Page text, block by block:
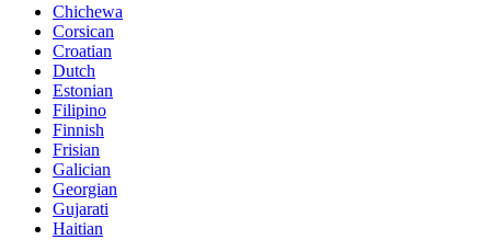
Chichewa
Corsican
Croatian
Dutch
Estonian
Filipino
Finnish
Frisian
Galician
Georgian
Gujarati
Haitian